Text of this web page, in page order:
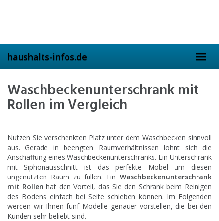
haushalts-infos.de
Waschbeckenunterschrank mit
Rollen im Vergleich
Nutzen Sie verschenkten Platz unter dem Waschbecken sinnvoll
aus. Gerade in beengten Raumverhältnissen lohnt sich die
Anschaffung eines Waschbeckenunterschranks. Ein Unterschrank
mit Siphonausschnitt ist das perfekte Möbel um diesen
ungenutzten Raum zu füllen. Ein Waschbeckenunterschrank
mit Rollen hat den Vorteil, das Sie den Schrank beim Reinigen
des Bodens einfach bei Seite schieben können. Im Folgenden
werden wir Ihnen fünf Modelle genauer vorstellen, die bei den
Kunden sehr beliebt sind.